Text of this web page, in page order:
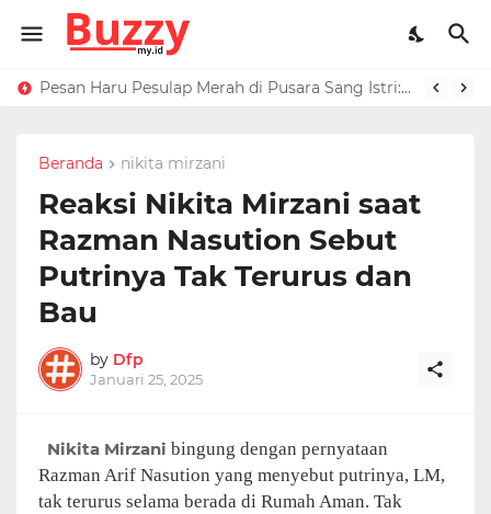
Pesan Haru Pesulap Merah di Pusara Sang Istri: Sekarang Kamu Enggak Perlu Sakit Disuntik Lagi
Raffi Ahmad Masih di LN, Kirim Rp 1 M ke Jeje Buat Korban Longsor Bandung Barat
Beranda nikita mirzani
Reaksi Nikita Mirzani saat
Razman Nasution Sebut
Putrinya Tak Terurus dan
Bau
by Dfp
Januari 25, 2025
Nikita Mirzani bingung dengan pernyataan
Razman Arif Nasution yang menyebut putrinya, LM,
tak terurus selama berada di Rumah Aman. Tak